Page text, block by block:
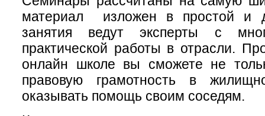
материал изложен в простой и
занятия ведут эксперты с
практической работы в отрасли.
онлайн школе вы сможете не
правовую грамотность в
оказывать помощь своим соседям.